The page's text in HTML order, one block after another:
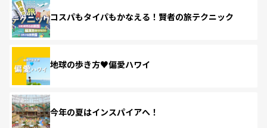
コスパもタイパもかなえる！賢者の旅テクニック
地球の歩き方♥偏愛ハワイ
今年の夏はインスパイアへ！